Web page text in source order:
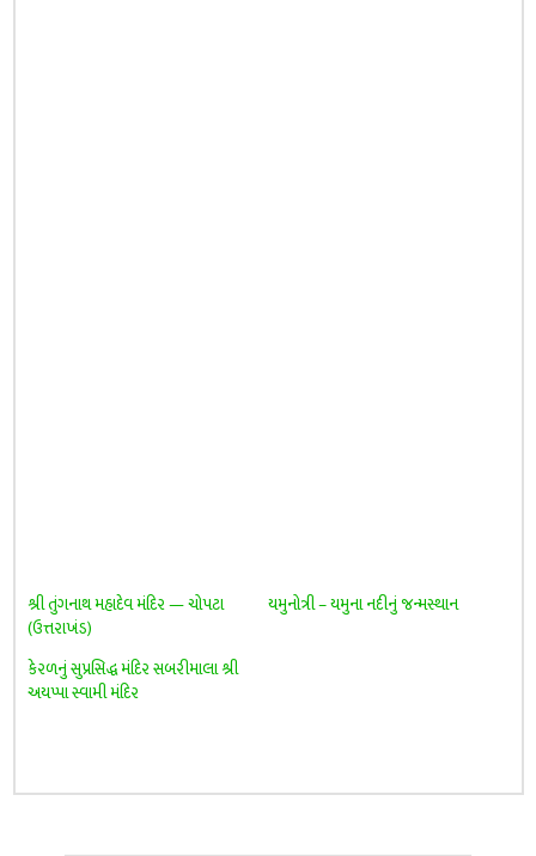
શ્રી તુંગનાથ મહાદેવ મંદિર — ચોપટા
(ઉત્તરાખંડ)
યમુનોત્રી – યમુના નદીનું જન્મસ્થાન
કેરળનું સુપ્રસિદ્ધ મંદિર સબરીમાલા શ્રી
અયપ્પા સ્વામી મંદિર